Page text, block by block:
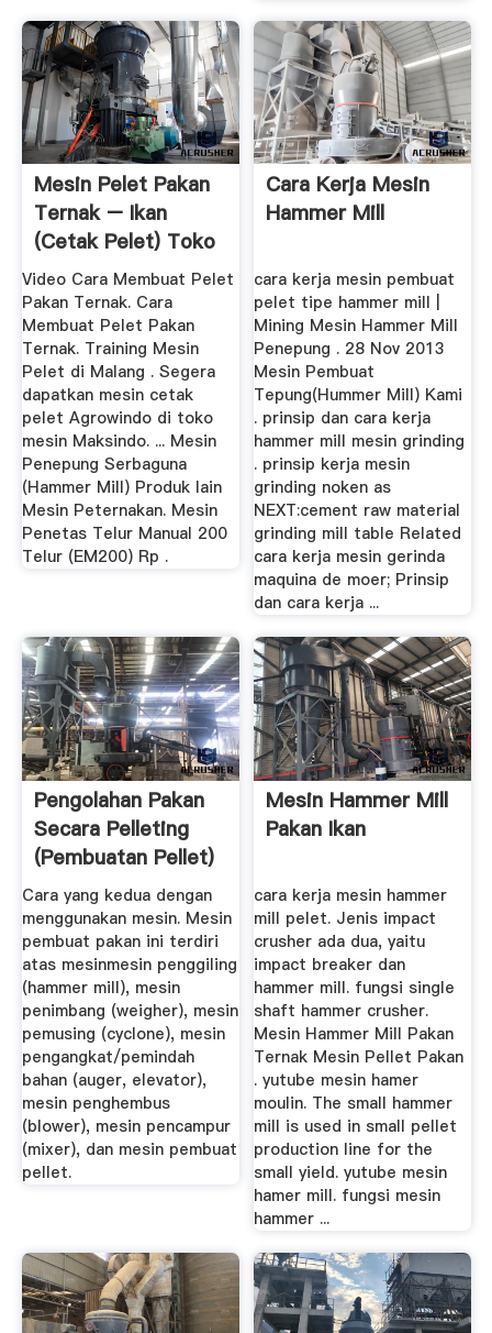
Mesin Pelet Pakan
Ternak – Ikan
(cetak Pelet) Toko
Mesin ...
Video Cara Membuat Pelet
Pakan Ternak. Cara
Membuat Pelet Pakan
Ternak. Training Mesin
Pelet di Malang . Segera
dapatkan mesin cetak
pelet Agrowindo di toko
mesin Maksindo. ... Mesin
Penepung Serbaguna
(Hammer Mill) Produk lain
Mesin Peternakan. Mesin
Penetas Telur Manual 200
Telur (EM200) Rp .
Cara Kerja Mesin
Hammer Mill
cara kerja mesin pembuat
pelet tipe hammer mill |
Mining Mesin Hammer Mill
Penepung . 28 Nov 2013
Mesin Pembuat
Tepung(Hummer Mill) Kami
. prinsip dan cara kerja
hammer mill mesin grinding
. prinsip kerja mesin
grinding noken as
NEXT:cement raw material
grinding mill table Related
cara kerja mesin gerinda
maquina de moer; Prinsip
dan cara kerja ...
Pengolahan Pakan
Secara Pelleting
(Pembuatan Pellet)
Cara yang kedua dengan
menggunakan mesin. Mesin
pembuat pakan ini terdiri
atas mesinmesin penggiling
(hammer mill), mesin
penimbang (weigher), mesin
pemusing (cyclone), mesin
pengangkat/pemindah
bahan (auger, elevator),
mesin penghembus
(blower), mesin pencampur
(mixer), dan mesin pembuat
pellet.
Mesin Hammer Mill
Pakan Ikan
cara kerja mesin hammer
mill pelet. Jenis impact
crusher ada dua, yaitu
impact breaker dan
hammer mill. fungsi single
shaft hammer crusher.
Mesin Hammer Mill Pakan
Ternak Mesin Pellet Pakan
. yutube mesin hamer
moulin. The small hammer
mill is used in small pellet
production line for the
small yield. yutube mesin
hamer mill. fungsi mesin
hammer ...